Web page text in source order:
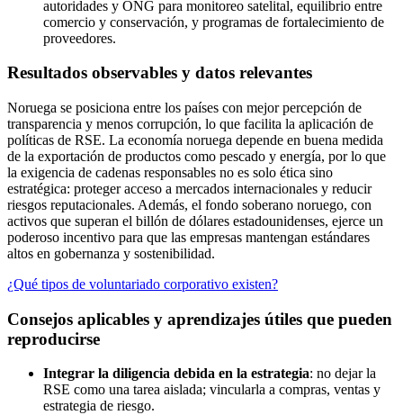
autoridades y ONG para monitoreo satelital, equilibrio entre
comercio y conservación, y programas de fortalecimiento de
proveedores.
Resultados observables y datos relevantes
Noruega se posiciona entre los países con mejor percepción de
transparencia y menos corrupción, lo que facilita la aplicación de
políticas de RSE. La economía noruega depende en buena medida
de la exportación de productos como pescado y energía, por lo que
la exigencia de cadenas responsables no es solo ética sino
estratégica: proteger acceso a mercados internacionales y reducir
riesgos reputacionales. Además, el fondo soberano noruego, con
activos que superan el billón de dólares estadounidenses, ejerce un
poderoso incentivo para que las empresas mantengan estándares
altos en gobernanza y sostenibilidad.
¿Qué tipos de voluntariado corporativo existen?
Consejos aplicables y aprendizajes útiles que pueden
reproducirse
Integrar la diligencia debida en la estrategia: no dejar la
RSE como una tarea aislada; vincularla a compras, ventas y
estrategia de riesgo.